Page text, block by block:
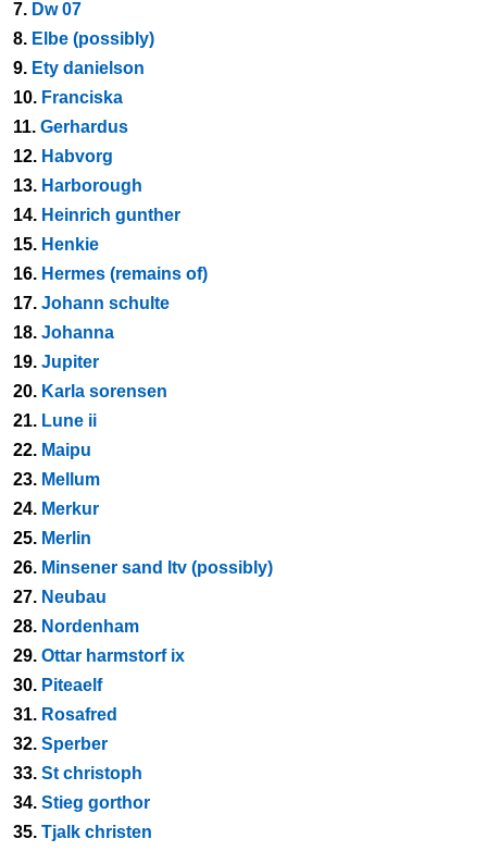
7. Dw 07
8. Elbe (possibly)
9. Ety danielson
10. Franciska
11. Gerhardus
12. Habvorg
13. Harborough
14. Heinrich gunther
15. Henkie
16. Hermes (remains of)
17. Johann schulte
18. Johanna
19. Jupiter
20. Karla sorensen
21. Lune ii
22. Maipu
23. Mellum
24. Merkur
25. Merlin
26. Minsener sand ltv (possibly)
27. Neubau
28. Nordenham
29. Ottar harmstorf ix
30. Piteaelf
31. Rosafred
32. Sperber
33. St christoph
34. Stieg gorthor
35. Tjalk christen